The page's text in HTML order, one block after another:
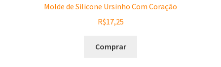
Molde de Silicone Ursinho Com Coração
R$17,25
Comprar